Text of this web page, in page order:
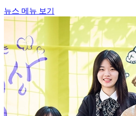
뉴스 메뉴 보기